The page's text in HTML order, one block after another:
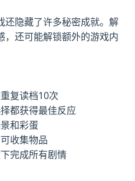
还隐藏了许多秘密成就。解
，还可能解锁额外的游戏内
复读档10次
都获得最佳反应
和彩蛋
收集物品
完成所有剧情